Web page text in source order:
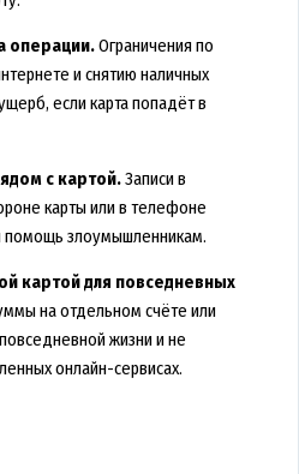
операции.Ограничения по
и снятию наличных
если карта попадёт в
с картой.Записи в
карты или в телефоне
злоумышленникам.
картой для повседневных
на отдельном счёте или
жизни и не
онлайн-сервисах.